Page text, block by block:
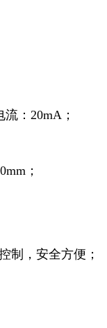
：20mA；
；
制，安全方便；